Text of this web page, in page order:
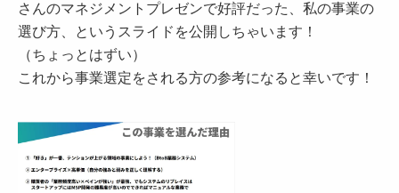
さんのマネジメントプレゼンで好評だった、私の事業の
選び方、というスライドを公開しちゃいます！
（ちょっとはずい）
これから事業選定をされる方の参考になると幸いです！